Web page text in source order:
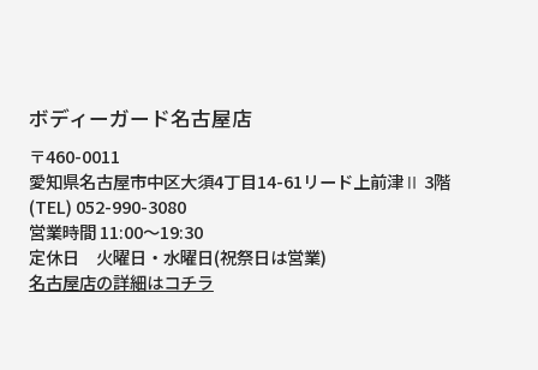
ボディーガード名古屋店
〒460-0011
愛知県名古屋市中区大須4丁目14-61リード上前津Ⅱ 3階
(TEL) 052-990-3080
営業時間 11:00～19:30
定休日 火曜日・水曜日(祝祭日は営業)
名古屋店の詳細はコチラ